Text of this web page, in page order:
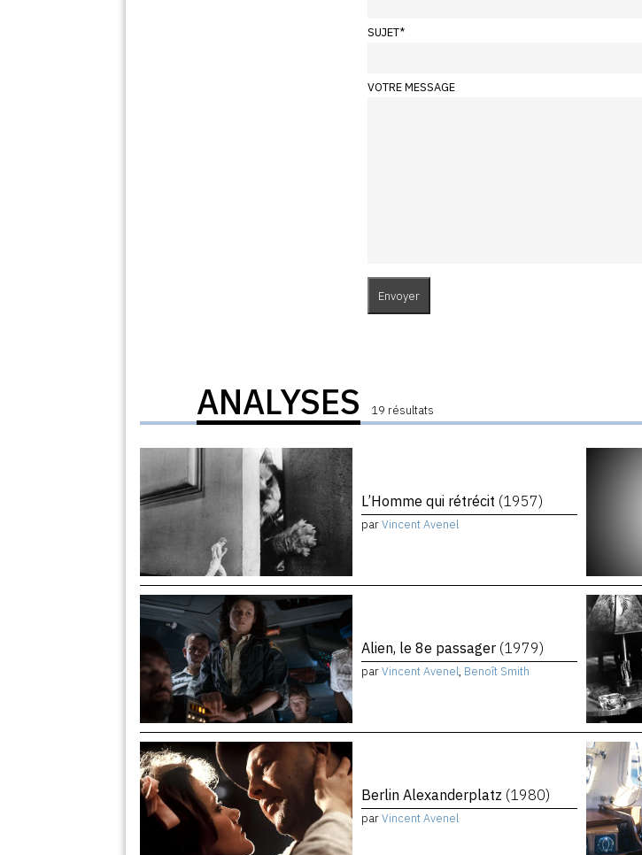
SUJET*
VOTRE MESSAGE
ANALYSES 19 résultats
L’Homme qui rétrécit (1957)
parVincent Avenel
Alien, le 8e passager (1979)
parVincent Avenel, Benoît Smith
Berlin Alexanderplatz (1980)
parVincent Avenel